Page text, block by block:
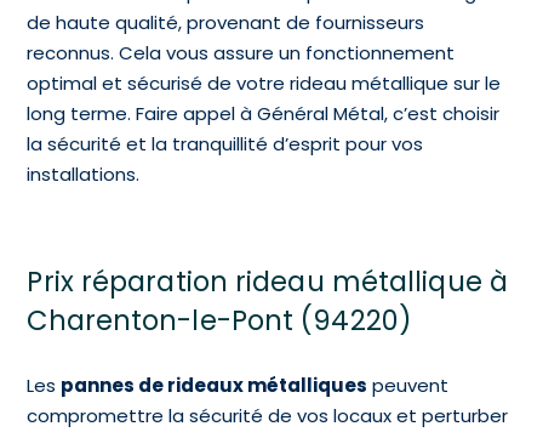
de haute qualité, provenant de fournisseurs
reconnus. Cela vous assure un fonctionnement
optimal et sécurisé de votre rideau métallique sur le
long terme. Faire appel à Général Métal, c’est choisir
la sécurité et la tranquillité d’esprit pour vos
installations.
Prix réparation rideau métallique à
Charenton-le-Pont (94220)
Les pannes de rideaux métalliques peuvent
compromettre la sécurité de vos locaux et perturber